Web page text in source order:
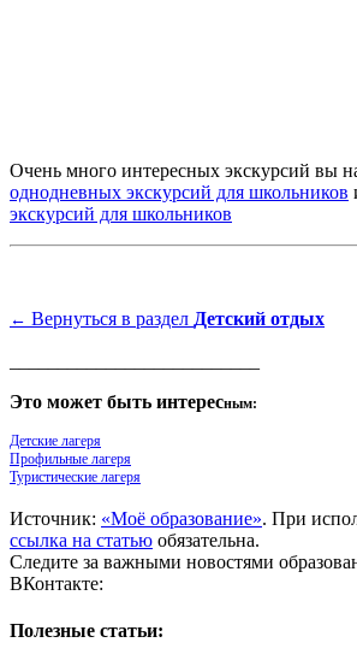
Очень много интересных экскурсий вы
однодневных экскурсий для школьников
экскурсий для школьников
← Вернуться в раздел Детский отдых
Это может быть интересным:
Детские лагеря
Профильные лагеря
Туристические лагеря
Источник: «Моё образование». При
ссылка на статью обязательна.
Следите за важными новостями
ВКонтакте:
Полезные статьи: